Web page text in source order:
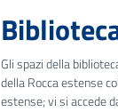
Gli spazi della
della Rocca estense
estense; vi si accede